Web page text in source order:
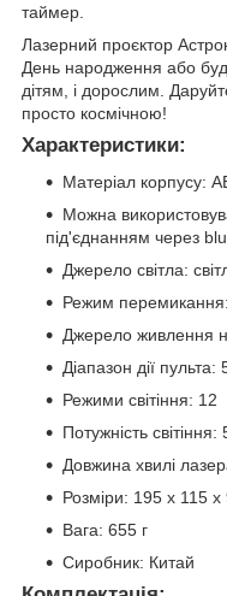
таймер.
Лазерний проєктор
День народження або
дітям, і дорослим.
просто космічною!
Характеристики:
Матеріал корпусу:
Можна
під'єднанням через
Джерело світла:
Режим перемикання:
Джерело живлення
Діапазон дії пульта:
Режими світіння: 12
Потужність світіння:
Довжина хвилі
Розміри: 195 х 115
Вага: 655 г
Сиробник: Китай